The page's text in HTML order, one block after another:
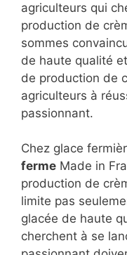
agriculteurs qui
production de
sommes
de haute qualité
de production de
agriculteurs à
passionnant.
Chez glace
ferme Made in
production de
limite pas
glacée de haute
cherchent à se